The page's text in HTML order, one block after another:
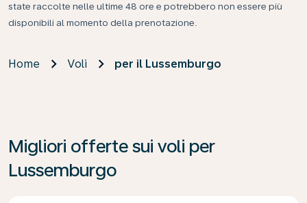
state raccolte nelle ultime 48 ore e potrebbero non essere più
disponibili al momento della prenotazione.
Home Voli per il Lussemburgo
Migliori offerte sui voli per
Lussemburgo